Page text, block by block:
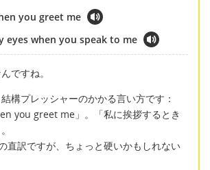
you greet me
eyes when you speak to me
ですね。
構プレッシャーのかかる言い方です：
you greet me」。「私に挨拶するとき
直訳ですが、ちょっと硬いかもしれない